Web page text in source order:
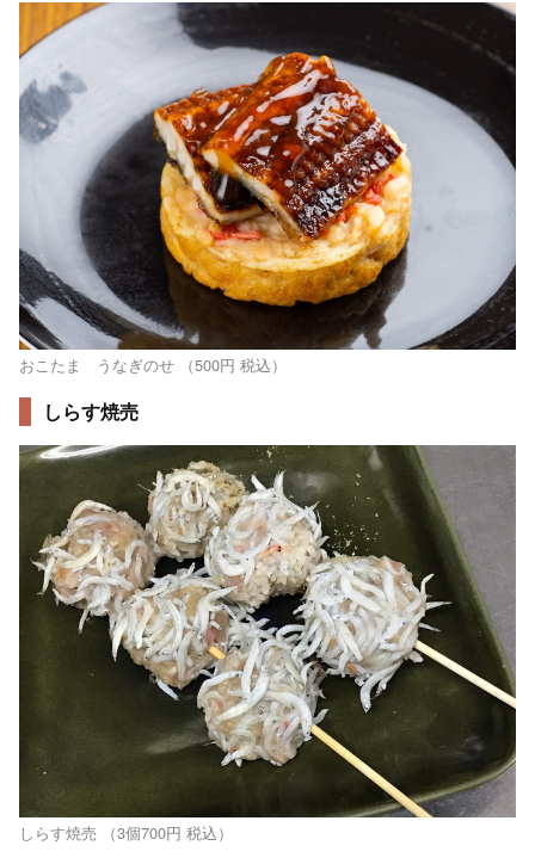
おこたま うなぎのせ （500円 税込）
しらす焼売
しらす焼売 （3個700円 税込）